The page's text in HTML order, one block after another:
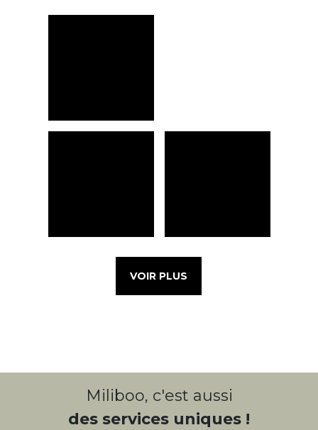
VOIR PLUS
Miliboo, c'est aussi
des services uniques !